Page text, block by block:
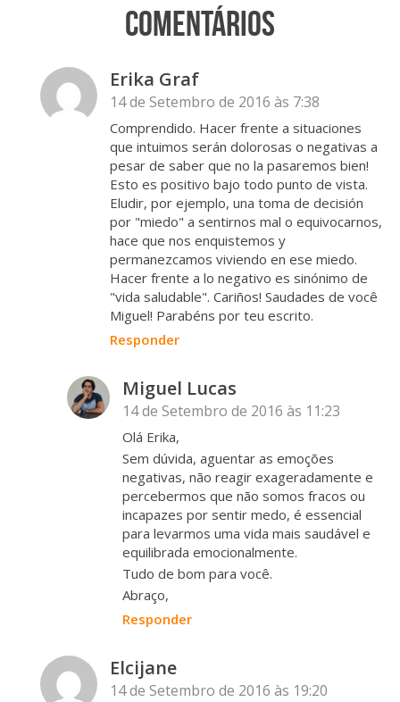
Comentários
Erika Graf
14 de Setembro de 2016 às 7:38
Comprendido. Hacer frente a situaciones
que intuimos serán dolorosas o negativas a
pesar de saber que no la pasaremos bien!
Esto es positivo bajo todo punto de vista.
Eludir, por ejemplo, una toma de decisión
por "miedo" a sentirnos mal o equivocarnos,
hace que nos enquistemos y
permanezcamos viviendo en ese miedo.
Hacer frente a lo negativo es sinónimo de
"vida saludable". Cariños! Saudades de você
Miguel! Parabéns por teu escrito.
Responder
Miguel Lucas
14 de Setembro de 2016 às 11:23
Olá Erika,
Sem dúvida, aguentar as emoções
negativas, não reagir exageradamente e
percebermos que não somos fracos ou
incapazes por sentir medo, é essencial
para levarmos uma vida mais saudável e
equilibrada emocionalmente.
Tudo de bom para você.
Abraço,
Responder
Elcijane
14 de Setembro de 2016 às 19:20